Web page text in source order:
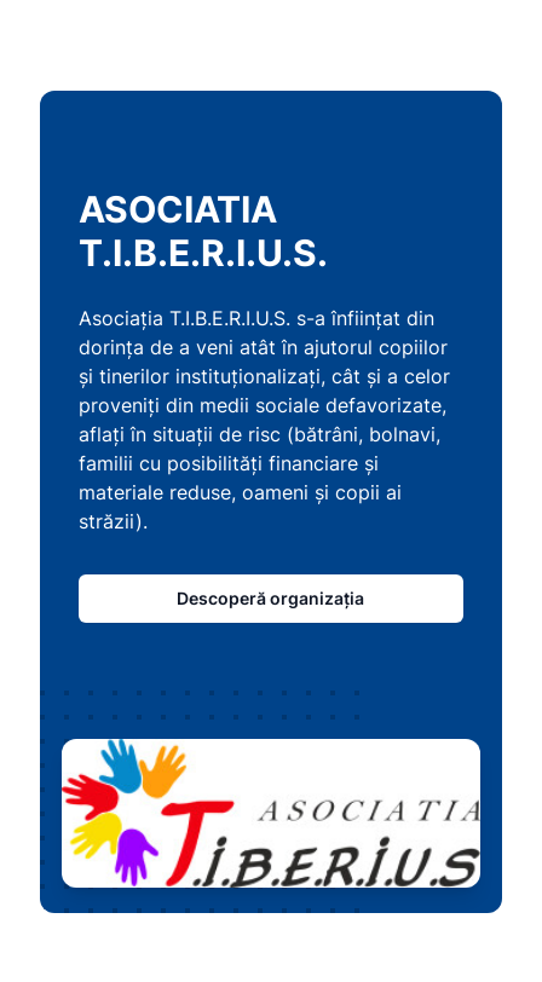
ASOCIATIA
T.I.B.E.R.I.U.S.
Asociația T.I.B.E.R.I.U.S. s-a înființat din
dorința de a veni atât în ajutorul copiilor
și tinerilor instituționalizați, cât și a celor
proveniți din medii sociale defavorizate,
aflați în situații de risc (bătrâni, bolnavi,
familii cu posibilități financiare și
materiale reduse, oameni și copii ai
străzii).
Descoperă organizația